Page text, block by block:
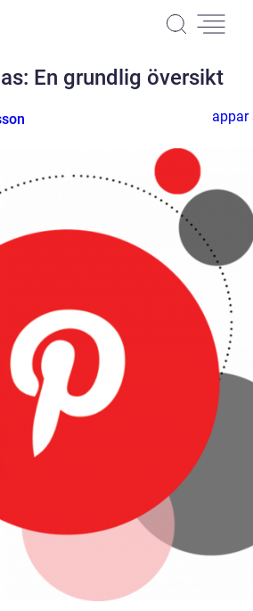
En grundlig översikt
appar